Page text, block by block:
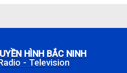
HÌNH BẮC NINH
- Television